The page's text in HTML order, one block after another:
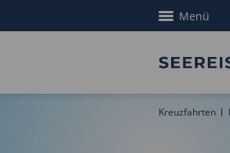
Menü
Kreuzfahrten